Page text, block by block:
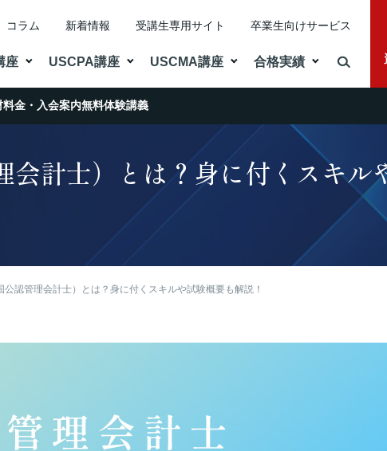
座 USCPA講座 USCMA講座 合格実績
コラム 新着情報 受講生専用サイト 卒業生向けサービス
料金・入会案内無料体験講義
計士）とは？身に付くスキル
公認管理会計士）とは？身に付くスキルや試験概要も解説！
料金・入会案内無料体験講義